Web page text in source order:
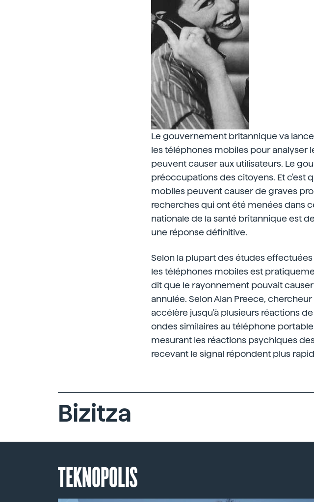
Le gouvernement britannique va
les téléphones mobiles pour analyser
peuvent causer aux utilisateurs. Le
préoccupations des citoyens. Et c'est
mobiles peuvent causer de graves
recherches qui ont été menées dans
nationale de la santé britannique est
une réponse définitive.
Selon la plupart des études
les téléphones mobiles est
dit que le rayonnement pouvait
annulée. Selon Alan Preece,
accélère jusqu'à plusieurs réactions
ondes similaires au téléphone
mesurant les réactions psychiques
recevant le signal répondent plus
Bizitza
TEKNOPOLIS